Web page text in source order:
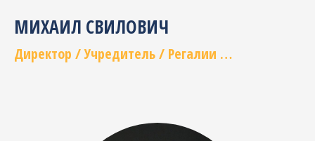
МИХАИЛ СВИЛОВИЧ
Директор / Учредитель / Регалии …